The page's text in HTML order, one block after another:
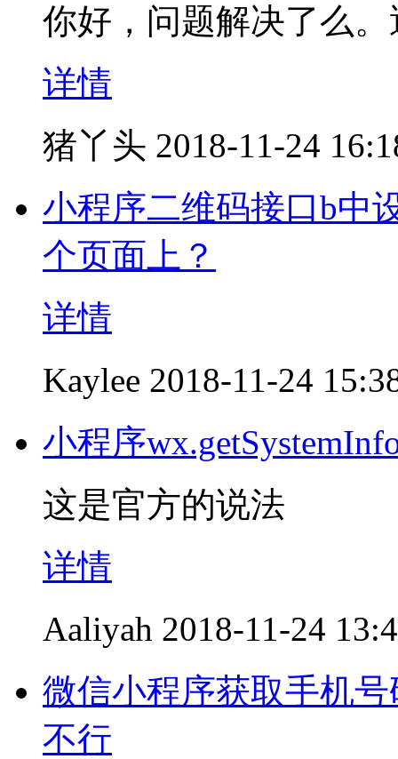
你好，问题解决了么
详情
猪丫头 2018-11-24
小程序二维码接口b中
个页面上？
详情
Kaylee 2018-11-24
小程序
这是官方的说法
详情
Aaliyah 2018-11-24
微信小程序获取手机
不行